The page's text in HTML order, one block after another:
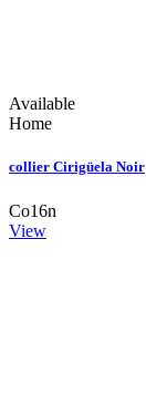
Available
Home
collier Cirigüela Noir
Co16n
View